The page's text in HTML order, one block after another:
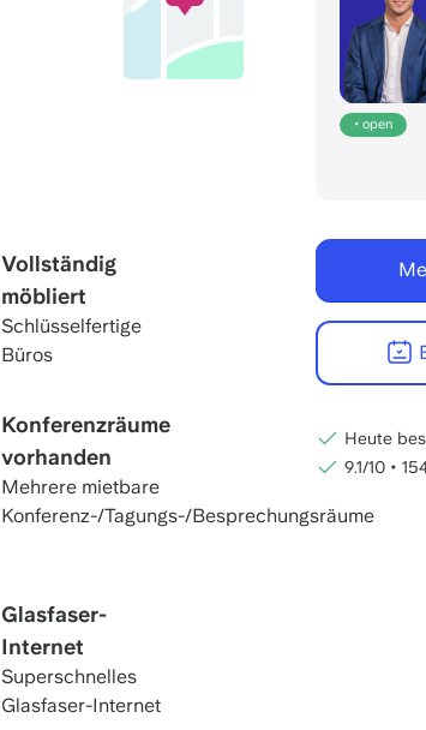
Vollständig
möbliert
Schlüsselfertige
Büros
Konferenzräume
vorhanden
Mehrere mietbare
Konferenz-/Tagungs-/Besprechungsräume
Glasfaser-
Internet
Superschnelles
Glasfaser-Internet
• open
Heute
9.1/10 •